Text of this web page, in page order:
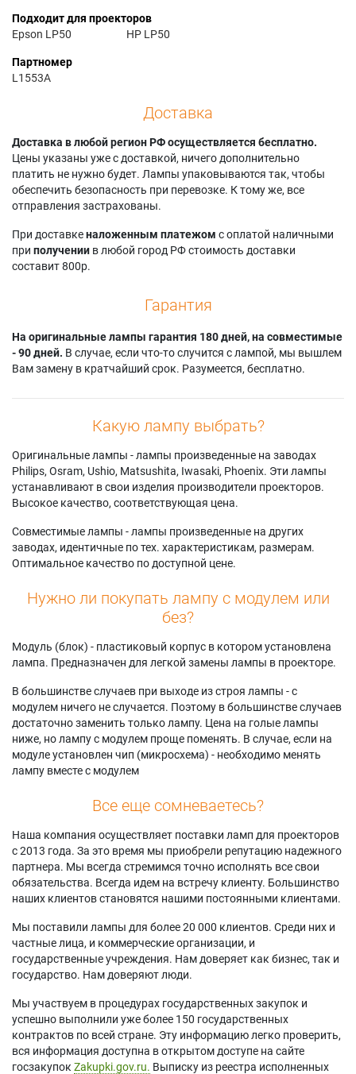
Подходит для проекторов
Epson LP50
HP LP50
Партномер
L1553A
Доставка
Доставка в любой регион РФ осуществляется бесплатно.
Цены указаны уже с доставкой, ничего дополнительно
платить не нужно будет. Лампы упаковываются так, чтобы
обеспечить безопасность при перевозке. К тому же, все
отправления застрахованы.
При доставкеналоженным платежом с оплатой наличными
при получении в любой город РФ стоимость доставки
составит 800р.
Гарантия
На оригинальные лампы гарантия 180 дней, на совместимые
- 90 дней. В случае, если что-то случится с лампой, мы вышлем
Вам замену в кратчайший срок. Разумеется, бесплатно.
Какую лампу выбрать?
Оригинальные лампы - лампы произведенные на заводах
Philips, Osram, Ushio, Matsushita, Iwasaki, Phoenix. Эти лампы
устанавливают в свои изделия производители проекторов.
Высокое качество, соответствующая цена.
Совместимые лампы - лампы произведенные на других
заводах, идентичные по тех. характеристикам, размерам.
Оптимальное качество по доступной цене.
Нужно ли покупать лампу с модулем или
без?
Модуль (блок) - пластиковый корпус в котором установлена
лампа. Предназначен для легкой замены лампы в проекторе.
В большинстве случаев при выходе из строя лампы - с
модулем ничего не случается. Поэтому в большинстве случаев
достаточно заменить только лампу. Цена на голые лампы
ниже, но лампу с модулем проще поменять. В случае, если на
модуле установлен чип (микросхема) - необходимо менять
лампу вместе с модулем
Все еще сомневаетесь?
Наша компания осуществляет поставки ламп для проекторов
с 2013 года. За это время мы приобрели репутацию надежного
партнера. Мы всегда стремимся точно исполнять все свои
обязательства. Всегда идем на встречу клиенту. Большинство
наших клиентов становятся нашими постоянными клиентами.
Мы поставили лампы для более 20 000 клиентов. Среди них и
частные лица, и коммерческие организации, и
государственные учреждения. Нам доверяет как бизнес, так и
государство. Нам доверяют люди.
Мы участвуем в процедурах государственных закупок и
успешно выполнили уже более 150 государственных
контрактов по всей стране. Эту информацию легко проверить,
вся информация доступна в открытом доступе на сайте
госзакупок Zakupki.gov.ru. Выписку из реестра исполненных